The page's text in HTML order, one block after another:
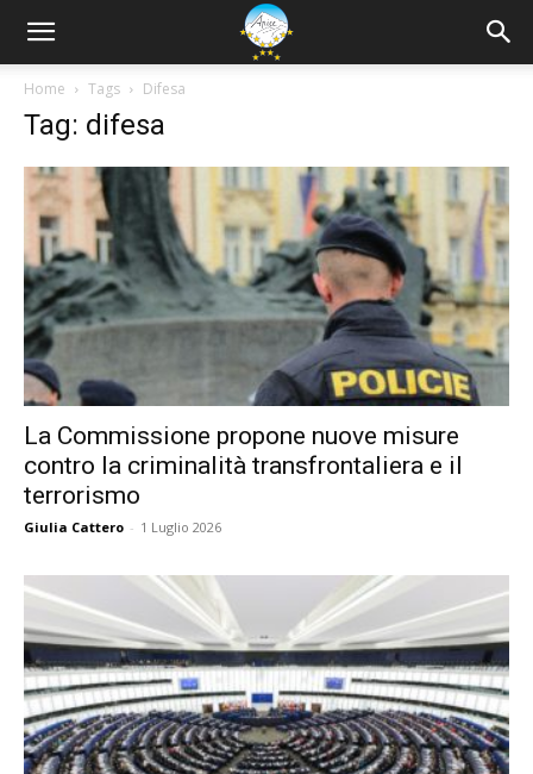
Home Tags Difesa
Tag: difesa
La Commissione propone nuove misure
contro la criminalità transfrontaliera e il
terrorismo
Giulia Cattero - 1 Luglio 2026